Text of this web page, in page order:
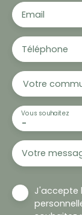
Email
Téléphone
Votre
-
Vous souhaitez
Votre
J'accepte